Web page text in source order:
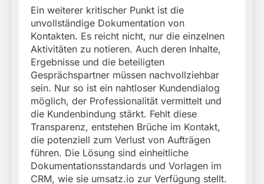
Ein weiterer kritischer Punkt ist die
unvollständige Dokumentation von
Kontakten. Es reicht nicht, nur die einzelnen
Aktivitäten zu notieren. Auch deren Inhalte,
Ergebnisse und die beteiligten
Gesprächspartner müssen nachvollziehbar
sein. Nur so ist ein nahtloser Kundendialog
möglich, der Professionalität vermittelt und
die Kundenbindung stärkt. Fehlt diese
Transparenz, entstehen Brüche im Kontakt,
die potenziell zum Verlust von Aufträgen
führen. Die Lösung sind einheitliche
Dokumentationsstandards und Vorlagen im
CRM, wie sie umsatz.io zur Verfügung stellt.